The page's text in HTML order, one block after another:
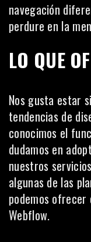
navegación
perdure en la
LO QUE
Nos gusta estar
tendencias de
conocimos el
dudamos en
nuestros
algunas de las
podemos ofrecer
Webflow.